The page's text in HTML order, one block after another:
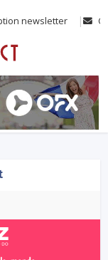
newsletter